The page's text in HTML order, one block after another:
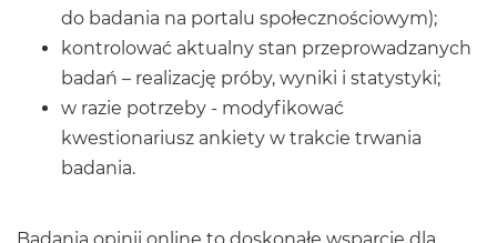
do badania na portalu społecznościowym);
kontrolować aktualny stan przeprowadzanych
badań – realizację próby, wyniki i statystyki;
w razie potrzeby - modyfikować
kwestionariusz ankiety w trakcie trwania
badania.